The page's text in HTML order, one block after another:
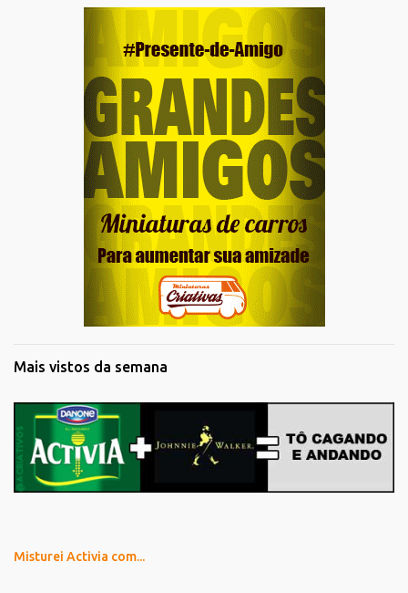
Mais vistos da semana
Misturei Activia com...